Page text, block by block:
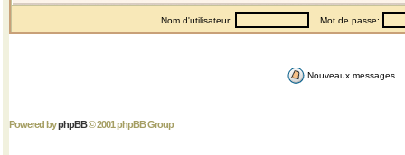
Nom d'utilisateur: Mot de passe:
Nouveaux messages
Powered byphpBB© 2001 phpBB Group